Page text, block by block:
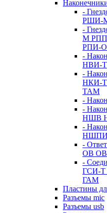
-
РШИ-
-
М
РПИ-
-
НВИ-Т
-
НКИ-
ТАМ
-
-
НШВ
-
-
ОВ
-
ГСИ-Т
ГАМ
Пластины
Разъемы mic
Разъемы usb